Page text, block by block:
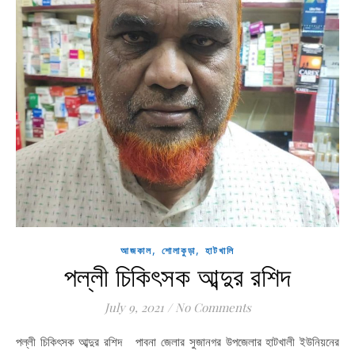
আজকাল, শোলাকুড়া, হাটখালি
পল্লী চিকিৎসক আব্দুর রশিদ
July 9, 2021 / No Comments
পল্লী চিকিৎসক আব্দুর রশিদ পাবনা জেলার সুজানগর উপজেলার হাটখালী ইউনিয়নের